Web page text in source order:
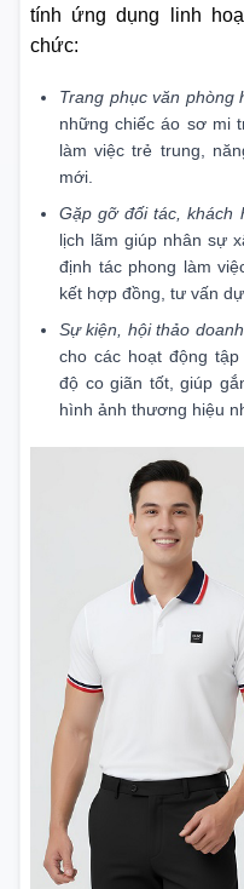
tính ứng dụng linh
chức:
Trang phục văn phòng
những chiếc áo sơ mi
làm việc trẻ trung,
mới.
Gặp gỡ đối tác, khách
lịch lãm giúp nhân sự
định tác phong làm
kết hợp đồng, tư vấn dự
Sự kiện, hội thảo
cho các hoạt động
độ co giãn tốt, giúp
hình ảnh thương hiệu